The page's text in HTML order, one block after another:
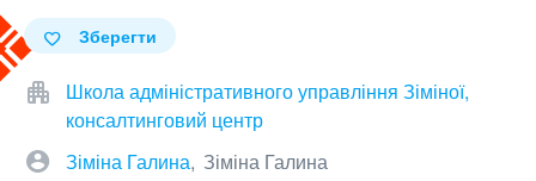
Зберегти
Школа адміністративного управління Зіміної,
консалтинговий центр
Зіміна Галина Зіміна Галина